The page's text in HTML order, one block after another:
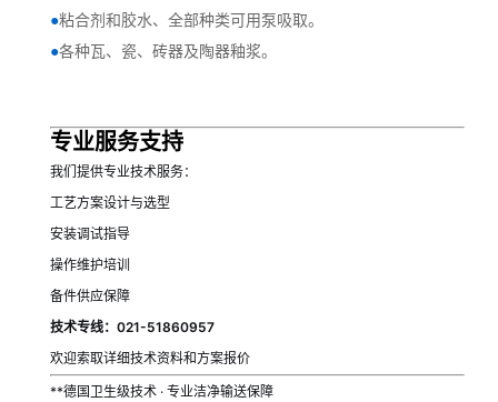
●粘合剂和胶水、全部种类可用泵吸取。
●各种瓦、瓷、砖器及陶器釉浆。
专业服务支持
我们提供专业技术服务：
工艺方案设计与选型
安装调试指导
操作维护培训
备件供应保障
技术专线：021-51860957
欢迎索取详细技术资料和方案报价
**德国卫生级技术 · 专业洁净输送保障